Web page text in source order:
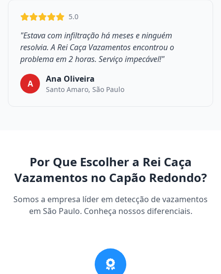
5.0
"Estava com infiltração há meses e ninguém
resolvia. A Rei Caça Vazamentos encontrou o
problema em 2 horas. Serviço impecável!"
A Ana Oliveira
Santo Amaro, São Paulo
Por Que Escolher a Rei Caça
Vazamentos no Capão Redondo?
Somos a empresa líder em detecção de vazamentos
em São Paulo. Conheça nossos diferenciais.